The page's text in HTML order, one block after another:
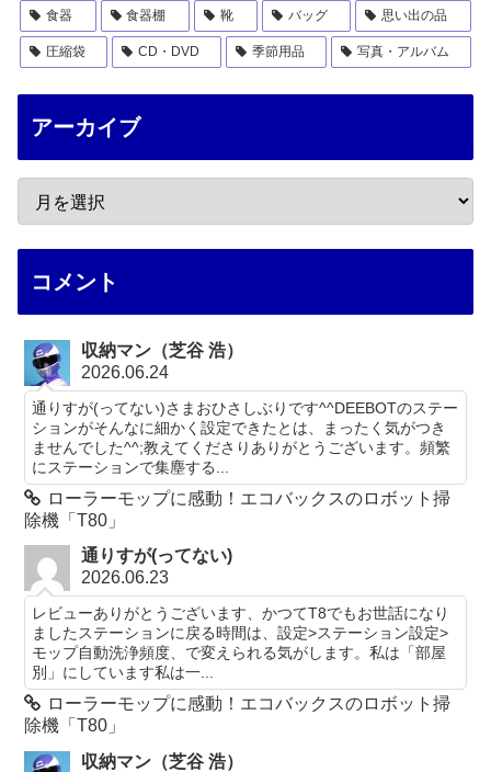
食器 食器棚 靴 バッグ 思い出の品
圧縮袋 CD・DVD 季節用品 写真・アルバム
アーカイブ
コメント
収納マン（芝谷 浩）
2026.06.24
通りすが(ってない)さまおひさしぶりです^^DEEBOTのステー
ションがそんなに細かく設定できたとは、まったく気がつき
ませんでした^^;教えてくださりありがとうございます。頻繁
にステーションで集塵する...
ローラーモップに感動！エコバックスのロボット掃
除機「T80」
通りすが(ってない)
2026.06.23
レビューありがとうございます、かつてT8でもお世話になり
ましたステーションに戻る時間は、設定>ステーション設定>
モップ自動洗浄頻度、で変えられる気がします。私は「部屋
別」にしています私は一...
ローラーモップに感動！エコバックスのロボット掃
除機「T80」
収納マン（芝谷 浩）